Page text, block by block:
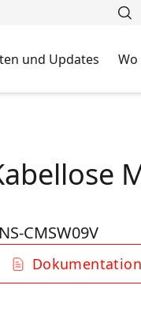
und Updates
CMSW09V
Dokumentation